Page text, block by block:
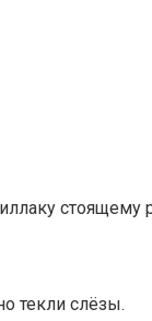
стоящему
текли слёзы.